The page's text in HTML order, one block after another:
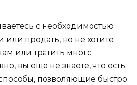
с необходимостью
или продать, но не хотите
или тратить много
вы ещё не знаете, что есть
позволяющие быстро